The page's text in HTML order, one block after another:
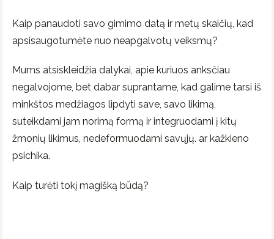
Kaip panaudoti savo gimimo datą ir metų skaičių, kad
apsisaugotumėte nuo neapgalvotų veiksmų?
Mums atsiskleidžia dalykai, apie kuriuos anksčiau
negalvojome, bet dabar suprantame, kad galime tarsi iš
minkštos medžiagos lipdyti save, savo likimą,
suteikdami jam norimą formą ir integruodami į kitų
žmonių likimus, nedeformuodami savųjų. ar kažkieno
psichika.
Kaip turėti tokį magišką būdą?